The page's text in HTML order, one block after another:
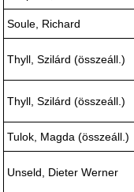
Soule, Richard
Thyll, Szilárd (összeáll.)
Thyll, Szilárd (összeáll.)
Tulok, Magda (összeáll.)
Unseld, Dieter Werner